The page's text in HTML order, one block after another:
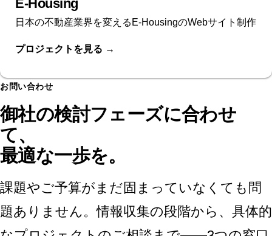
E-Housing
日本の不動産業界を変えるE-HousingのWebサイト制作
プロジェクトを見る →
お問い合わせ
御社の検討フェーズに合わせ
て、
最適な一歩を。
課題やご予算がまだ固まっていなくても問
題ありません。情報収集の段階から、具体的